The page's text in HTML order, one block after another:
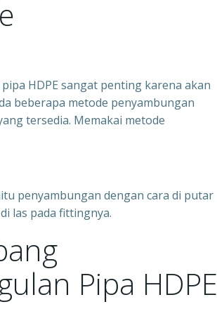
HDPE sangat penting karena akan
beberapa metode penyambungan
tersedia. Memakai metode
penyambungan dengan cara di putar
las pada fittingnya.
Pipa HDPE